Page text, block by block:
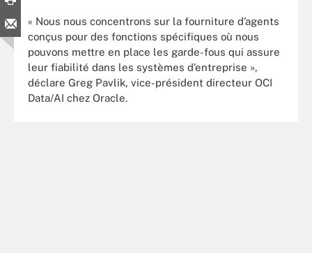
« Nous nous concentrons sur la fourniture d’agents
conçus pour des fonctions spécifiques où nous
pouvons mettre en place les garde-fous qui assure
leur fiabilité dans les systèmes d’entreprise »,
déclare Greg Pavlik, vice-président directeur OCI
Data/AI chez Oracle.